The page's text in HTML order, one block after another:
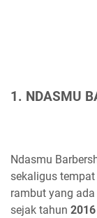
1. NDASMU
Ndasmu
sekaligus
rambut yang
sejak tahun 2016